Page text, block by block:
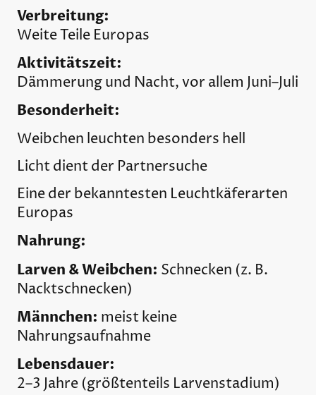
Verbreitung:
Weite Teile Europas
Aktivitätszeit:
Dämmerung und Nacht, vor allem Juni–Juli
Besonderheit:
Weibchen leuchten besonders hell
Licht dient der Partnersuche
Eine der bekanntesten Leuchtkäferarten
Europas
Nahrung:
Larven & Weibchen: Schnecken (z. B.
Nacktschnecken)
Männchen: meist keine
Nahrungsaufnahme
Lebensdauer:
2–3 Jahre (größtenteils Larvenstadium)